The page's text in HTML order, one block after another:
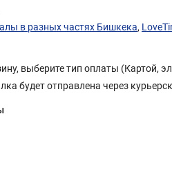
в разных частях Бишкека,
выберите тип оплаты
будет отправлена через